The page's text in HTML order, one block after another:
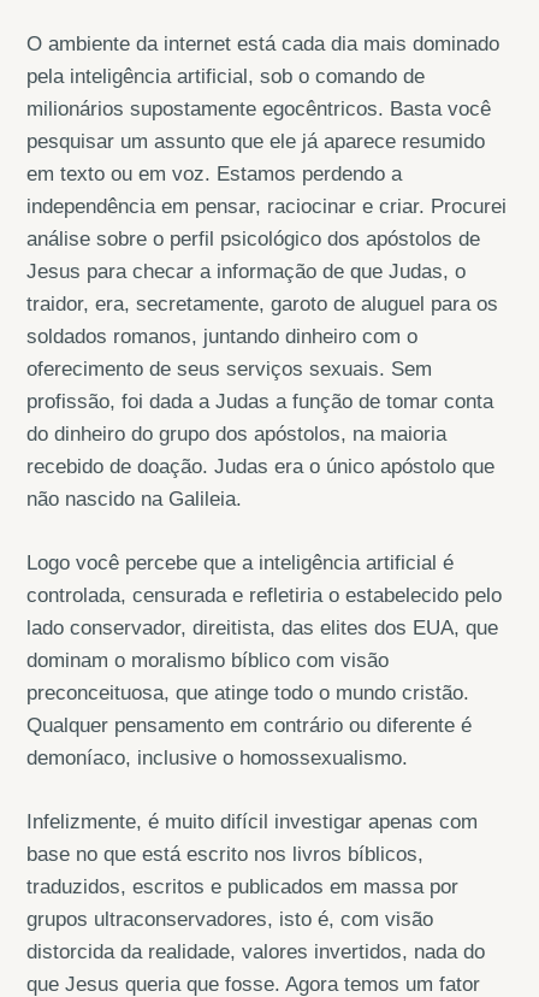
O ambiente da internet está cada dia mais dominado
pela inteligência artificial, sob o comando de
milionários supostamente egocêntricos. Basta você
pesquisar um assunto que ele já aparece resumido
em texto ou em voz. Estamos perdendo a
independência em pensar, raciocinar e criar. Procurei
análise sobre o perfil psicológico dos apóstolos de
Jesus para checar a informação de que Judas, o
traidor, era, secretamente, garoto de aluguel para os
soldados romanos, juntando dinheiro com o
oferecimento de seus serviços sexuais. Sem
profissão, foi dada a Judas a função de tomar conta
do dinheiro do grupo dos apóstolos, na maioria
recebido de doação. Judas era o único apóstolo que
não nascido na Galileia.
Logo você percebe que a inteligência artificial é
controlada, censurada e refletiria o estabelecido pelo
lado conservador, direitista, das elites dos EUA, que
dominam o moralismo bíblico com visão
preconceituosa, que atinge todo o mundo cristão.
Qualquer pensamento em contrário ou diferente é
demoníaco, inclusive o homossexualismo.
Infelizmente, é muito difícil investigar apenas com
base no que está escrito nos livros bíblicos,
traduzidos, escritos e publicados em massa por
grupos ultraconservadores, isto é, com visão
distorcida da realidade, valores invertidos, nada do
que Jesus queria que fosse. Agora temos um fator